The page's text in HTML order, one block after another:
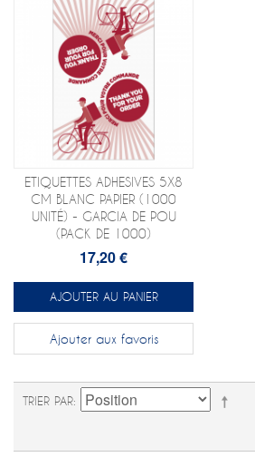
ETIQUETTES ADHESIVES 5X8
CM BLANC PAPIER (1000
UNITÉ) - GARCIA DE POU
(PACK DE 1000)
17,20 €
AJOUTER AU PANIER
Ajouter aux favoris
TRIER PAR